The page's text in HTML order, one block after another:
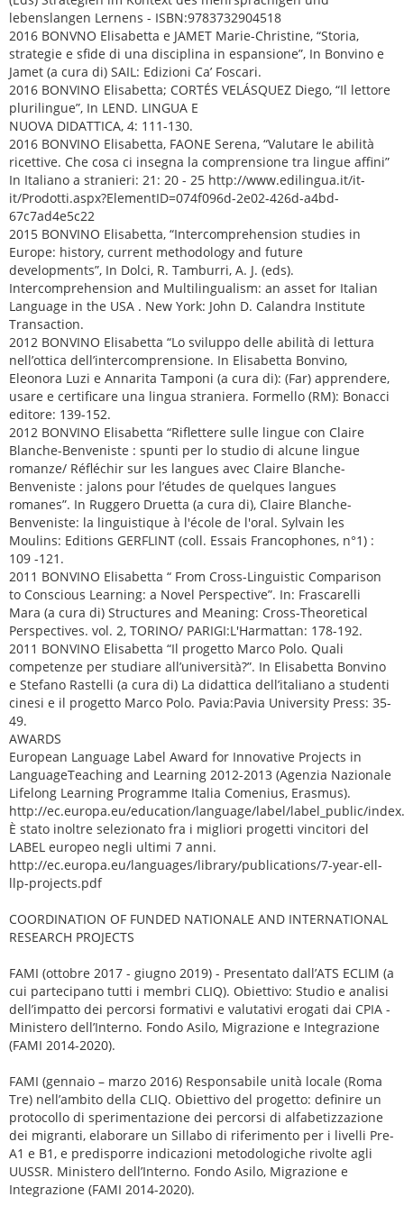
lebenslangen Lernens - ISBN:9783732904518
2016 BONVNO Elisabetta e JAMET Marie-Christine, “Storia,
strategie e sfide di una disciplina in espansione”, In Bonvino e
Jamet (a cura di) SAIL: Edizioni Ca’ Foscari.
2016 BONVINO Elisabetta; CORTÉS VELÁSQUEZ Diego, “Il lettore
plurilingue”, In LEND. LINGUA E
NUOVA DIDATTICA, 4: 111-130.
2016 BONVINO Elisabetta, FAONE Serena, “Valutare le abilità
ricettive. Che cosa ci insegna la comprensione tra lingue affini”
In Italiano a stranieri: 21: 20 - 25 http://www.edilingua.it/it-
it/Prodotti.aspx?ElementID=074f096d-2e02-426d-a4bd-
67c7ad4e5c22
2015 BONVINO Elisabetta, “Intercomprehension studies in
Europe: history, current methodology and future
developments”, In Dolci, R. Tamburri, A. J. (eds).
Intercomprehension and Multilingualism: an asset for Italian
Language in the USA . New York: John D. Calandra Institute
Transaction.
2012 BONVINO Elisabetta “Lo sviluppo delle abilità di lettura
nell’ottica dell’intercomprensione. In Elisabetta Bonvino,
Eleonora Luzi e Annarita Tamponi (a cura di): (Far) apprendere,
usare e certificare una lingua straniera. Formello (RM): Bonacci
editore: 139-152.
2012 BONVINO Elisabetta “Riflettere sulle lingue con Claire
Blanche-Benveniste : spunti per lo studio di alcune lingue
romanze/ Réfléchir sur les langues avec Claire Blanche-
Benveniste : jalons pour l’études de quelques langues
romanes”. In Ruggero Druetta (a cura di), Claire Blanche-
Benveniste: la linguistique à l'école de l'oral. Sylvain les
Moulins: Editions GERFLINT (coll. Essais Francophones, n°1) :
109 -121.
2011 BONVINO Elisabetta “ From Cross-Linguistic Comparison
to Conscious Learning: a Novel Perspective”. In: Frascarelli
Mara (a cura di) Structures and Meaning: Cross-Theoretical
Perspectives. vol. 2, TORINO/ PARIGI:L'Harmattan: 178-192.
2011 BONVINO Elisabetta “Il progetto Marco Polo. Quali
competenze per studiare all’università?”. In Elisabetta Bonvino
e Stefano Rastelli (a cura di) La didattica dell’italiano a studenti
cinesi e il progetto Marco Polo. Pavia:Pavia University Press: 35-
49.
AWARDS
European Language Label Award for Innovative Projects in
LanguageTeaching and Learning 2012-2013 (Agenzia Nazionale
Lifelong Learning Programme Italia Comenius, Erasmus).
http://ec.europa.eu/education/language/label/label_public/
È stato inoltre selezionato fra i migliori progetti vincitori del
LABEL europeo negli ultimi 7 anni.
http://ec.europa.eu/languages/library/publications/7-year-ell-
llp-projects.pdf
COORDINATION OF FUNDED NATIONALE AND INTERNATIONAL
RESEARCH PROJECTS
FAMI (ottobre 2017 - giugno 2019) - Presentato dall’ATS ECLIM (a
cui partecipano tutti i membri CLIQ). Obiettivo: Studio e analisi
dell’impatto dei percorsi formativi e valutativi erogati dai CPIA -
Ministero dell’Interno. Fondo Asilo, Migrazione e Integrazione
(FAMI 2014-2020).
FAMI (gennaio – marzo 2016) Responsabile unità locale (Roma
Tre) nell’ambito della CLIQ. Obiettivo del progetto: definire un
protocollo di sperimentazione dei percorsi di alfabetizzazione
dei migranti, elaborare un Sillabo di riferimento per i livelli Pre-
A1 e B1, e predisporre indicazioni metodologiche rivolte agli
UUSSR. Ministero dell’Interno. Fondo Asilo, Migrazione e
Integrazione (FAMI 2014-2020).